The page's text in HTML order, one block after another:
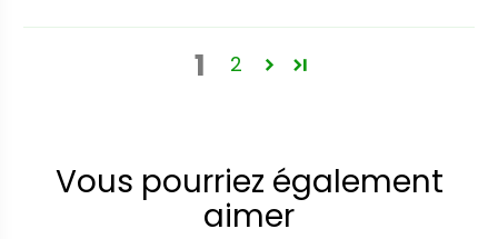
1 2
Vous pourriez également
aimer